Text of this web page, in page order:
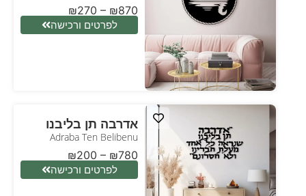
₪270 – ₪870
לפרטים ורכישה
אדרבה תן בליבנו
Adraba Ten Belibenu
₪200 – ₪780
לפרטים ורכישה